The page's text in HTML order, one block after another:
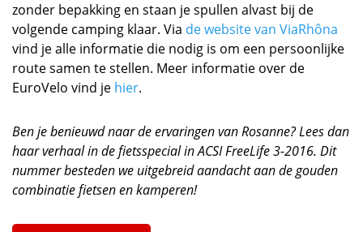
zonder bepakking en staan je spullen alvast bij de
volgende camping klaar. Via de website van ViaRhôna
vind je alle informatie die nodig is om een persoonlijke
route samen te stellen. Meer informatie over de
EuroVelo vind je hier.
Ben je benieuwd naar de ervaringen van Rosanne? Lees dan
haar verhaal in de fietsspecial in ACSI FreeLife 3-2016. Dit
nummer besteden we uitgebreid aandacht aan de gouden
combinatie fietsen en kamperen!